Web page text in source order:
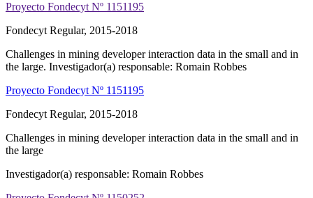
Proyecto Fondecyt Nº 1151195
Fondecyt Regular, 2015-2018
Challenges in mining developer interaction data in the small and in
the large. Investigador(a) responsable: Romain Robbes
Proyecto Fondecyt Nº 1151195
Fondecyt Regular, 2015-2018
Challenges in mining developer interaction data in the small and in
the large
Investigador(a) responsable: Romain Robbes